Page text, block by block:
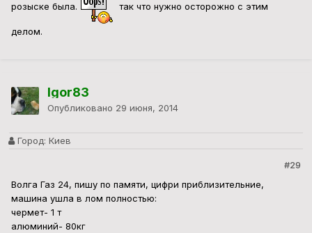
розыске была. так что нужно осторожно с этим
делом.
Igor83
Опубликовано 29 июня, 2014
Город: Киев
#29
Волга Газ 24, пишу по памяти, цифри приблизительние,
машина ушла в лом полностью:
чермет- 1 т
алюминий- 80кг